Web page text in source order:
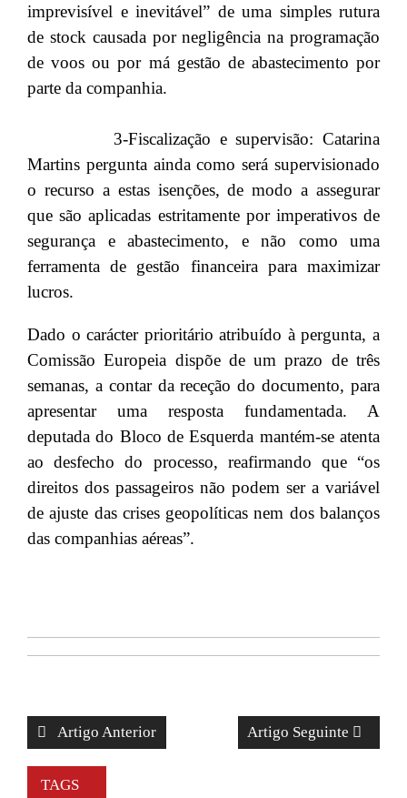
imprevisível e inevitável” de uma simples rutura
de stock causada por negligência na programação
de voos ou por má gestão de abastecimento por
parte da companhia.
3-Fiscalização e supervisão: Catarina
Martins pergunta ainda como será supervisionado
o recurso a estas isenções, de modo a assegurar
que são aplicadas estritamente por imperativos de
segurança e abastecimento, e não como uma
ferramenta de gestão financeira para maximizar
lucros.
Dado o carácter prioritário atribuído à pergunta, a
Comissão Europeia dispõe de um prazo de três
semanas, a contar da receção do documento, para
apresentar uma resposta fundamentada. A
deputada do Bloco de Esquerda mantém-se atenta
ao desfecho do processo, reafirmando que “os
direitos dos passageiros não podem ser a variável
de ajuste das crises geopolíticas nem dos balanços
das companhias aéreas”.
Artigo Anterior Artigo Seguinte
TAGS